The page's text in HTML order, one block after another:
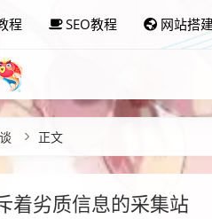
程 SEO教程 网站搭
正文
着劣质信息的采集站